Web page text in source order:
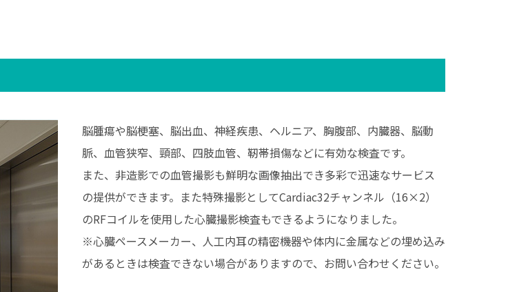
脳腫瘍や脳梗塞、脳出⾎、神経疾患、ヘルニア、胸腹部、内臓器、脳動
脈、⾎管狭窄、頸部、四肢⾎管、靭帯損傷などに有効な検査です。
また、⾮造影での⾎管撮影も鮮明な画像抽出でき多彩で迅速なサービス
の提供ができます。また特殊撮影としてCardiac32チャンネル（16×2）
のRFコイルを使⽤した⼼臓撮影検査もできるようになりました。
※⼼臓ペースメーカー、⼈⼯内⽿の精密機器や体内に⾦属などの埋め込み
があるときは検査できない場合がありますので、お問い合わせください。